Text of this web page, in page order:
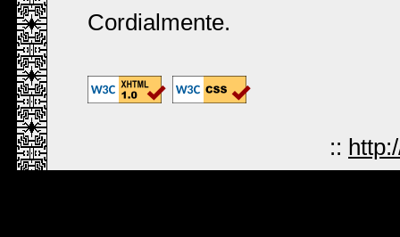
Cordialmente.
::